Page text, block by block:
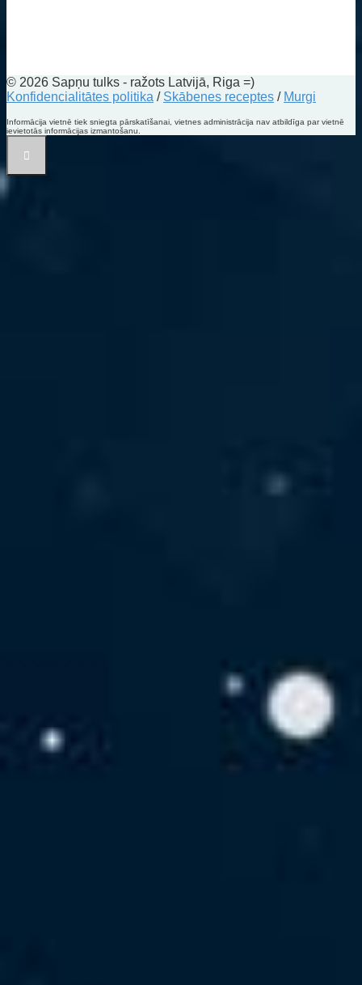
© 2026 Sapņu tulks - ražots Latvijā, Riga =)
Konfidencialitātes politika / Skābenes receptes / Murgi
Informācija vietnē tiek sniegta pārskatīšanai, vietnes administrācija nav atbildīga par vietnē
ievietotās informācijas izmantošanu.